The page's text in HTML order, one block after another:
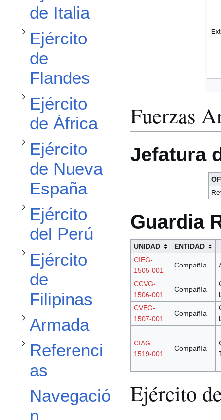
de Italia
Ejército
de
Flandes
Ejército
de África
Alternar subsección Ejército de África
Ejército
de Nueva
España
Alternar subsección Ejército de Nueva España
Ejército
del Perú
Alternar subsección Ejército del Perú
Ejército
de
Filipinas
Alternar subsección Ejército de Filipinas
Armada
Alternar subsección Armada
Referenci
as
Alternar subsección Referencias
Navegació
n
Fuerzas
Jefatura
Guardia
UNIDAD
ENTIDAD
CIEG-
1505-001
Compañía
CCVG-
1506-001
Compañía
CVEG-
1507-001
Compañía
CIAG-
1519-001
Compañía
Ejército